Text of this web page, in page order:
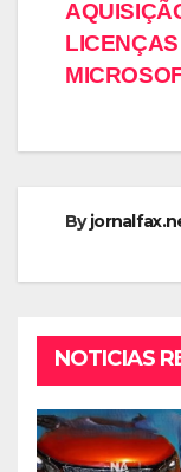
LICENÇAS
By
NOTICIAS